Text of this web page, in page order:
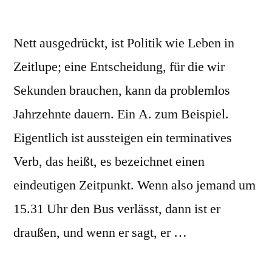
Nett ausgedrückt, ist Politik wie Leben in
Zeitlupe; eine Entscheidung, für die wir
Sekunden brauchen, kann da problemlos
Jahrzehnte dauern. Ein A. zum Beispiel.
Eigentlich ist aussteigen ein terminatives
Verb, das heißt, es bezeichnet einen
eindeutigen Zeitpunkt. Wenn also jemand um
15.31 Uhr den Bus verlässt, dann ist er
draußen, und wenn er sagt, er …